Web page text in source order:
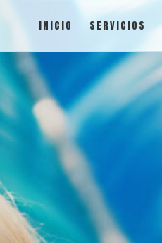
INICIO SERVICIOS